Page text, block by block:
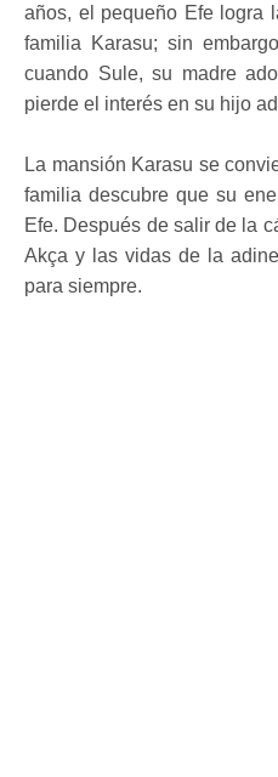
años, el pequeño Efe logra
familia Karasu; sin
cuando Sule, su madre
pierde el interés en su hijo
La mansión Karasu se
familia descubre que su
Efe. Después de salir de la
Akça y las vidas de la
para siempre.